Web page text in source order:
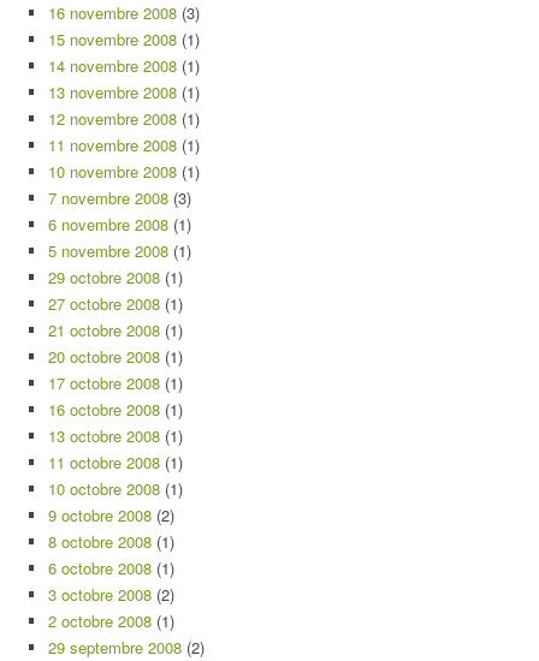
16 novembre 2008 (3)
15 novembre 2008 (1)
14 novembre 2008 (1)
13 novembre 2008 (1)
12 novembre 2008 (1)
11 novembre 2008 (1)
10 novembre 2008 (1)
7 novembre 2008 (3)
6 novembre 2008 (1)
5 novembre 2008 (1)
29 octobre 2008 (1)
27 octobre 2008 (1)
21 octobre 2008 (1)
20 octobre 2008 (1)
17 octobre 2008 (1)
16 octobre 2008 (1)
13 octobre 2008 (1)
11 octobre 2008 (1)
10 octobre 2008 (1)
9 octobre 2008 (2)
8 octobre 2008 (1)
6 octobre 2008 (1)
3 octobre 2008 (2)
2 octobre 2008 (1)
29 septembre 2008 (2)